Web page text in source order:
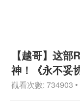
【越哥】这
神！《永不妥
觀看次數: 734903